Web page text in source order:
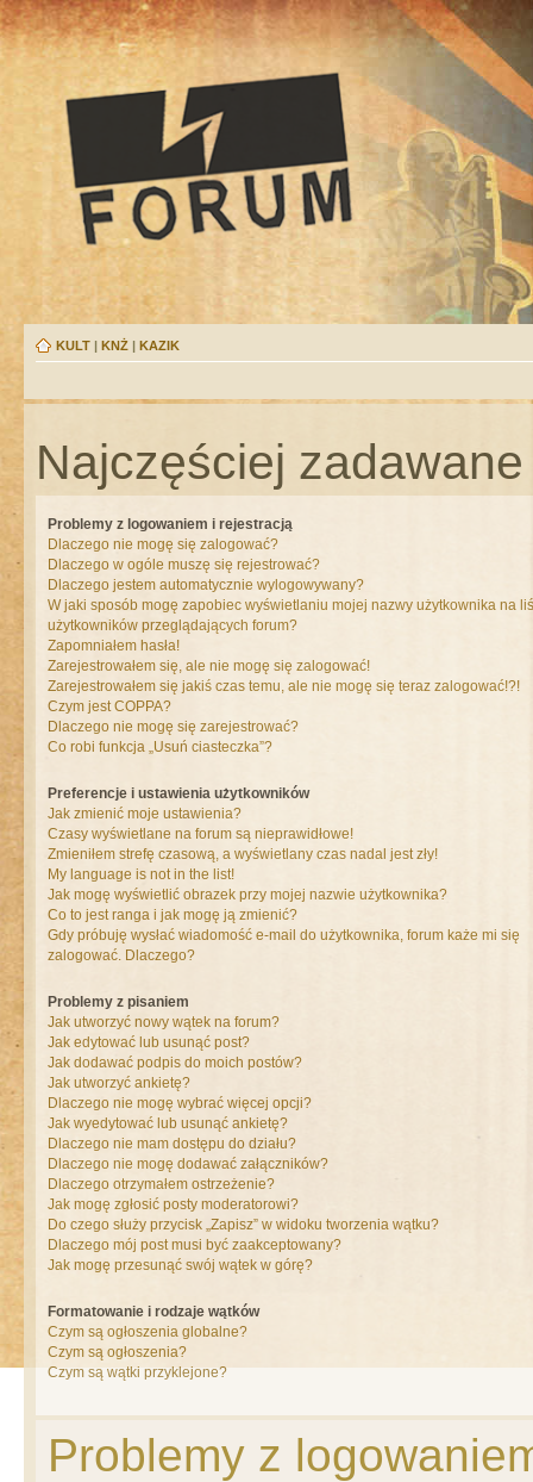
KULT | KNŻ | KAZIK
Najczęściej
Problemy z logowaniem i rejestracją
Dlaczego nie mogę się zalogować?
Dlaczego w ogóle muszę się rejestrować?
Dlaczego jestem automatycznie wylogowywany?
W jaki sposób mogę zapobiec wyświetlaniu mojej nazwy użytkownika na
użytkowników przeglądających forum?
Zapomniałem hasła!
Zarejestrowałem się, ale nie mogę się zalogować!
Zarejestrowałem się jakiś czas temu, ale nie mogę się teraz zalogować!?!
Czym jest COPPA?
Dlaczego nie mogę się zarejestrować?
Co robi funkcja „Usuń ciasteczka”?
Preferencje i ustawienia użytkowników
Jak zmienić moje ustawienia?
Czasy wyświetlane na forum są nieprawidłowe!
Zmieniłem strefę czasową, a wyświetlany czas nadal jest zły!
My language is not in the list!
Jak mogę wyświetlić obrazek przy mojej nazwie użytkownika?
Co to jest ranga i jak mogę ją zmienić?
Gdy próbuję wysłać wiadomość e-mail do użytkownika, forum każe mi się
zalogować. Dlaczego?
Problemy z pisaniem
Jak utworzyć nowy wątek na forum?
Jak edytować lub usunąć post?
Jak dodawać podpis do moich postów?
Jak utworzyć ankietę?
Dlaczego nie mogę wybrać więcej opcji?
Jak wyedytować lub usunąć ankietę?
Dlaczego nie mam dostępu do działu?
Dlaczego nie mogę dodawać załączników?
Dlaczego otrzymałem ostrzeżenie?
Jak mogę zgłosić posty moderatorowi?
Do czego służy przycisk „Zapisz” w widoku tworzenia wątku?
Dlaczego mój post musi być zaakceptowany?
Jak mogę przesunąć swój wątek w górę?
Formatowanie i rodzaje wątków
Czym są ogłoszenia globalne?
Czym są ogłoszenia?
Czym są wątki przyklejone?
Problemy z